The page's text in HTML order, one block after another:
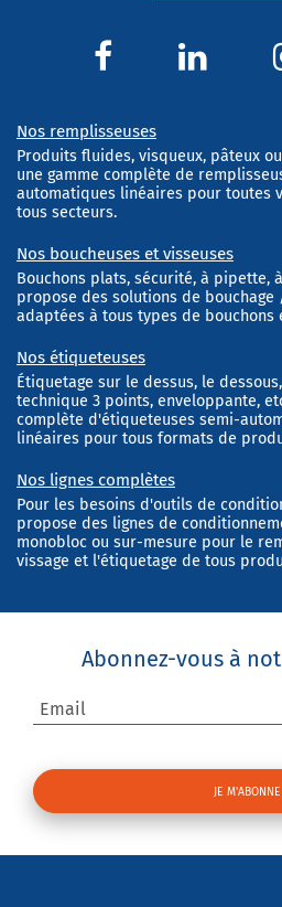
Nos remplisseuses
Produits fluides, visqueux, pâteux
une gamme complète de
automatiques linéaires pour toutes
tous secteurs.
Nos boucheuses et visseuses
Bouchons plats, sécurité, à pipette,
propose des solutions de
adaptées à tous types de bouchons
Nos étiqueteuses
Étiquetage sur le dessus, le
technique 3 points, enveloppante,
complète d'étiqueteuses semi-
linéaires pour tous formats de
Nos lignes complètes
Pour les besoins d'outils de
propose des lignes de
monobloc ou sur-mesure pour le
vissage et l'étiquetage de tous
Abonnez-vous à
Email